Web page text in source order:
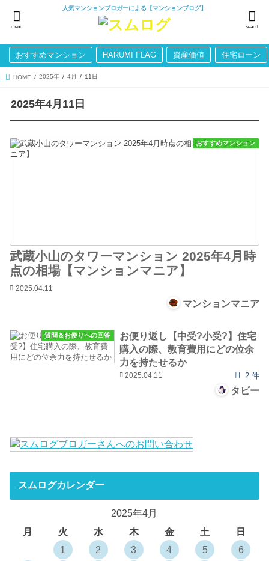
人気マンションブロガーによる【マンションブログ】
search
menu
おすすめマンション HARUMI FLAG 資産価値 住宅ローン
HOME 2025年 4月 11日
2025年4月11日
おすすめマンション
武蔵小山のタワーマンション 2025年4月時
点の相場【マンションマニア】
2025.04.11
マンションマニア
質問＆お便りへの回答
お便り返し【中受?小受?】住宅
購入の際、教育費用にどの位余
力を持たせるか
2025.04.11 2 件
タビー
スムログカレンダー
2025年4月
月
火 水 木 金 土
日
1
2 3 4 5
6